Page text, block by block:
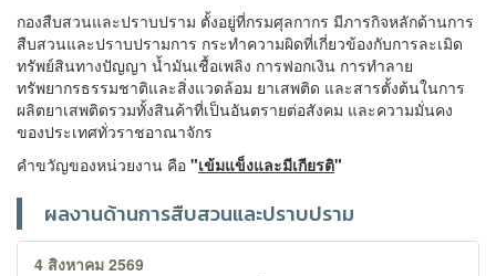
กองสืบสวนและปราบปราม ตั้งอยู่ที่กรมศุลกากร มีภารกิจหลักด้านการ
สืบสวนและปราบปรามการ กระทำความผิดที่เกี่ยวข้องกับการละเมิด
ทรัพย์สินทางปัญญา น้ำมันเชื้อเพลิง การฟอกเงิน การทำลาย
ทรัพยากรธรรมชาติและสิ่งแวดล้อม ยาเสพติด และสารตั้งต้นในการ
ผลิตยาเสพติดรวมทั้งสินค้าที่เป็นอันตรายต่อสังคม และความมั่นคง
ของประเทศทั่วราชอาณาจักร
คำขวัญของหน่วยงาน คือ "เข้มแข็งและมีเกียรติ"
ผลงานด้านการสืบสวนและปราบปราม
4 สิงหาคม 2569